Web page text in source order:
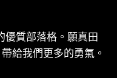
質部落格。願真田
給我們更多的勇氣。